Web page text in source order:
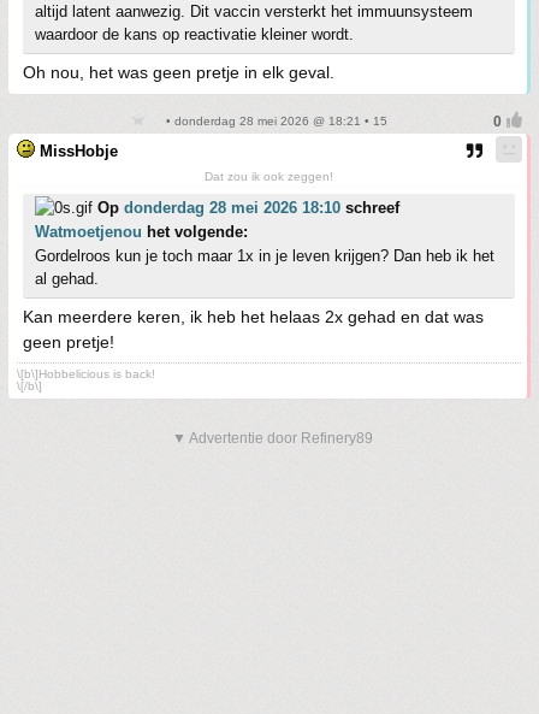
altijd latent aanwezig. Dit vaccin versterkt het immuunsysteem
waardoor de kans op reactivatie kleiner wordt.
Oh nou, het was geen pretje in elk geval.
• donderdag 28 mei 2026 @ 18:21 • 15
MissHobje
Dat zou ik ook zeggen!
Op donderdag 28 mei 2026 18:10 schreef
Watmoetjenou het volgende:
Gordelroos kun je toch maar 1x in je leven krijgen? Dan heb ik het
al gehad.
Kan meerdere keren, ik heb het helaas 2x gehad en dat was
geen pretje!
\[b\]Hobbelicious is back!
\[/b\]
▼ Advertentie door Refinery89